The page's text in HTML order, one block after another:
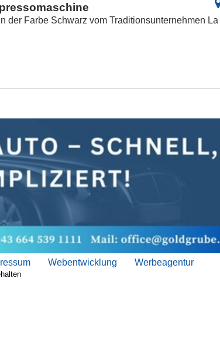
der Farbe Schwarz vom Traditionsunternehmen La
Webentwicklung Werbeagentur